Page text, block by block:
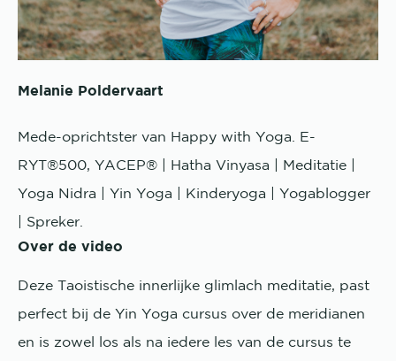
Melanie Poldervaart
Mede-oprichtster van Happy with Yoga. E-
RYT®500, YACEP® | Hatha Vinyasa | Meditatie |
Yoga Nidra | Yin Yoga | Kinderyoga | Yogablogger
| Spreker.
Over de video
Deze Taoistische innerlijke glimlach meditatie, past
perfect bij de Yin Yoga cursus over de meridianen
en is zowel los als na iedere les van de cursus te